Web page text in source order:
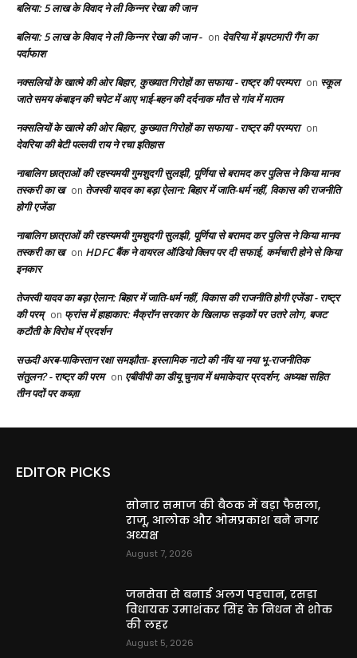
बलिया: 5 लाख के विवाद ने ली किन्नर रेखा की जान
बलिया: 5 लाख के विवाद ने ली किन्नर रेखा की जान - on देवरिया में झपटमारी गैंग का
पर्दाफाश
नक्सलियों के खात्मे की ओर बिहार, कुख्यात गिरोहों का सफाया - राष्ट्र की परम्परा on स्कूल
जाते समय कंबाइन की चपेट में आए भाई-बहन की दर्दनाक मौत से गांव में मातम
नक्सलियों के खात्मे की ओर बिहार, कुख्यात गिरोहों का सफाया - राष्ट्र की परम्परा on
देवरिया की बेटी पल्लवी राय ने रचा इतिहास
नाबालिग छात्राओं की रहस्यमयी गुमशुदगी सुलझी, पूर्णिया से बरामद कर पुलिस ने किया मानव
तस्करी का ख on तेजस्वी यादव का बड़ा ऐलान: बिहार में जाति-धर्म नहीं, विकास की राजनीति
होगी एजेंडा
नाबालिग छात्राओं की रहस्यमयी गुमशुदगी सुलझी, पूर्णिया से बरामद कर पुलिस ने किया मानव
तस्करी का ख on HDFC बैंक ने वायरल ऑडियो क्लिप पर दी सफाई, कर्मचारी होने से किया
इनकार
तेजस्वी यादव का बड़ा ऐलान: बिहार में जाति-धर्म नहीं, विकास की राजनीति होगी एजेंडा - राष्ट्र
की परम् on फ्रांस में हाहाकार: मैक्रॉन सरकार के खिलाफ सड़कों पर उतरे लोग, बजट
कटौती के विरोध में प्रदर्शन
सऊदी अरब-पाकिस्तान रक्षा समझौता- इस्लामिक नाटो की नींव या नया भू-राजनीतिक
संतुलन? - राष्ट्र की परम on एबीवीपी का डीयू चुनाव में धमाकेदार प्रदर्शन, अध्यक्ष सहित
तीन पदों पर कब्ज़ा
EDITOR PICKS
सोनार समाज की बैठक में बड़ा फैसला,
राजू, आलोक और ओमप्रकाश बने नगर
अध्यक्ष
August 7, 2026
जनसेवा से बनाई अलग पहचान, रसड़ा
विधायक उमाशंकर सिंह के निधन से शोक
की लहर
August 5, 2026